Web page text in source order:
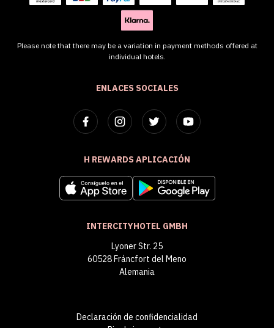
ENLACES SOCIALES
H REWARDS APLICACIÓN
INTERCITYHOTEL GMBH
Lyoner Str. 25
60528 Fráncfort del Meno
Alemania
Please note that there may be a variation in payment methods offered at
individual hotels.
Declaración de confidencialidad